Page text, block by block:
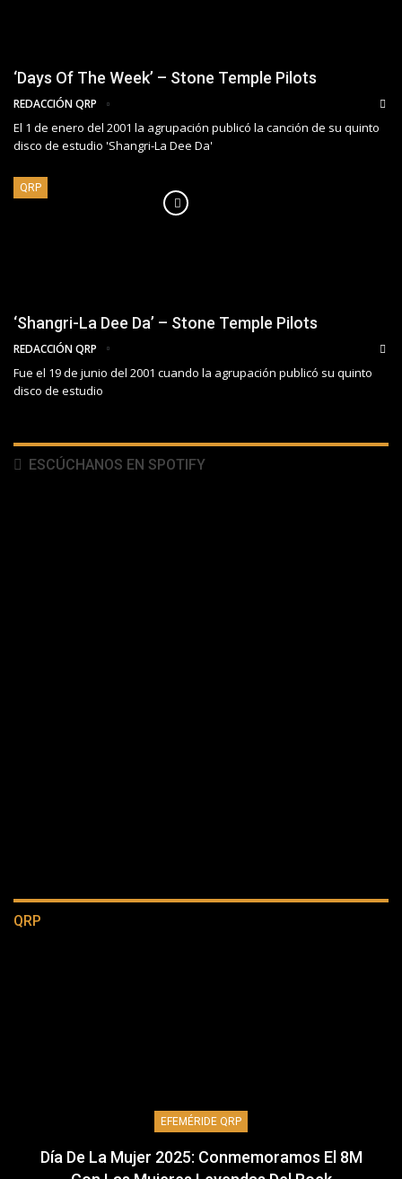
‘Days Of The Week’ – Stone Temple Pilots
REDACCIÓN QRP
El 1 de enero del 2001 la agrupación publicó la canción de su quinto
disco de estudio 'Shangri-La Dee Da'
QRP
‘Shangri-La Dee Da’ – Stone Temple Pilots
REDACCIÓN QRP
Fue el 19 de junio del 2001 cuando la agrupación publicó su quinto
disco de estudio
ESCÚCHANOS EN SPOTIFY
QRP
EFEMÉRIDE QRP
Día De La Mujer 2025: Conmemoramos El 8M